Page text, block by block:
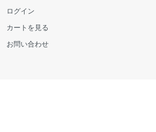
ログイン
カートを見る
お問い合わせ